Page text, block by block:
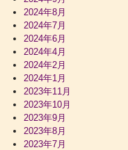
2024年8月
2024年7月
2024年6月
2024年4月
2024年2月
2024年1月
2023年11月
2023年10月
2023年9月
2023年8月
2023年7月